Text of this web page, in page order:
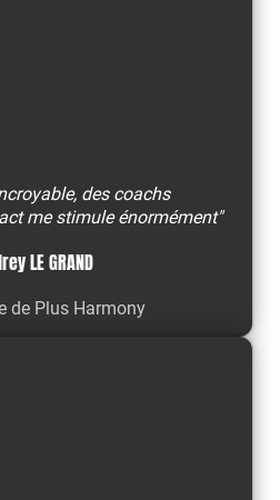
des coachs
me stimule énormément"
LE GRAND
de Plus Harmony